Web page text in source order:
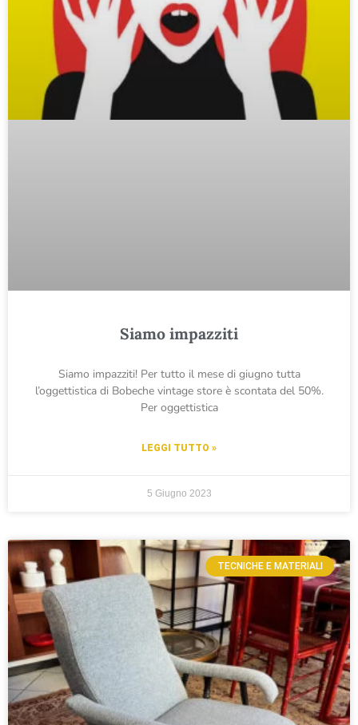
Siamo impazziti
Siamo impazziti! Per tutto il mese di giugno tutta
l’oggettistica di Bobeche vintage store è scontata del 50%.
Per oggettistica
LEGGI TUTTO »
5 Giugno 2023
TECNICHE E MATERIALI